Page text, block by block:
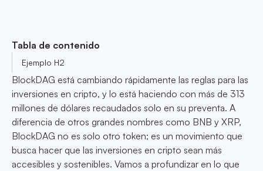
Tabla de contenido
Ejemplo H2
BlockDAG está cambiando rápidamente las reglas para las
inversiones en cripto, y lo está haciendo con más de 313
millones de dólares recaudados solo en su preventa. A
diferencia de otros grandes nombres como BNB y XRP,
BlockDAG no es solo otro token; es un movimiento que
busca hacer que las inversiones en cripto sean más
accesibles y sostenibles. Vamos a profundizar en lo que